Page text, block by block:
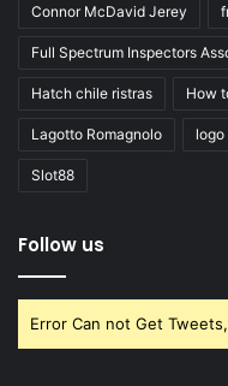
Connor McDavid Jerey
Full Spectrum Inspectors
Hatch chile ristras How
Lagotto Romagnolo logo
Slot88
Follow us
Error Can not Get